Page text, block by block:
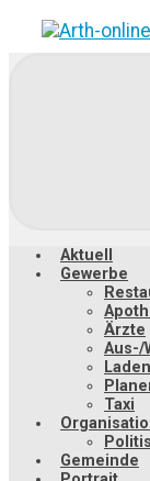
Zum
Hauptinhalt
Aktuell
Gewerbe
Ärzte
Aus-/
Taxi
Gemeinde